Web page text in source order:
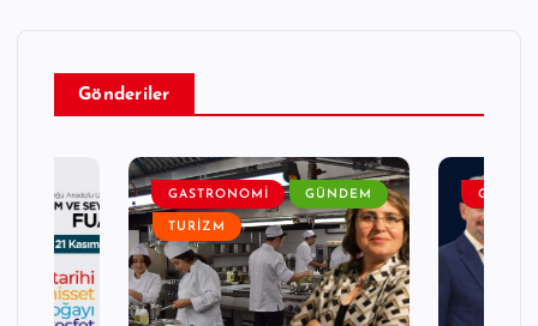
Gönderiler
GASTRONOMI GÜNDEM
TURIZM
GENEL